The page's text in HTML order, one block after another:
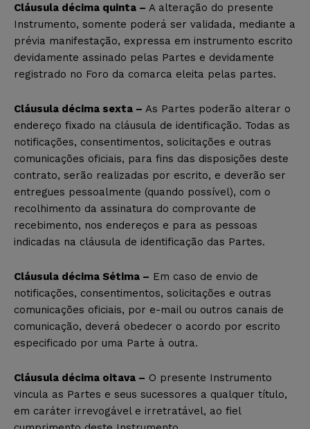
Cláusula décima quinta – A alteração do presente
Instrumento, somente poderá ser validada, mediante a
prévia manifestação, expressa em instrumento escrito
devidamente assinado pelas Partes e devidamente
registrado no Foro da comarca eleita pelas partes.
Cláusula décima sexta – As Partes poderão alterar o
endereço fixado na cláusula de identificação. Todas as
notificações, consentimentos, solicitações e outras
comunicações oficiais, para fins das disposições deste
contrato, serão realizadas por escrito, e deverão ser
entregues pessoalmente (quando possível), com o
recolhimento da assinatura do comprovante de
recebimento, nos endereços e para as pessoas
indicadas na cláusula de identificação das Partes.
Cláusula décima Sétima – Em caso de envio de
notificações, consentimentos, solicitações e outras
comunicações oficiais, por e-mail ou outros canais de
comunicação, deverá obedecer o acordo por escrito
especificado por uma Parte à outra.
Cláusula décima oitava – O presente Instrumento
vincula as Partes e seus sucessores a qualquer título,
em caráter irrevogável e irretratável, ao fiel